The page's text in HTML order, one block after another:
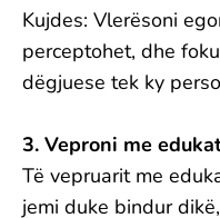
Kujdes: Vlerësoni
perceptohet, dhe
dëgjuese tek ky
3. Veproni me
Të vepruarit me
jemi duke bindur